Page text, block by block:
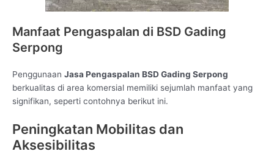
Manfaat Pengaspalan di BSD Gading
Serpong
Penggunaan Jasa Pengaspalan BSD Gading Serpong
berkualitas di area komersial memiliki sejumlah manfaat yang
signifikan, seperti contohnya berikut ini.
Peningkatan Mobilitas dan
Aksesibilitas